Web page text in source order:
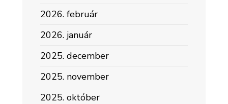
2026. február
2026. január
2025. december
2025. november
2025. október